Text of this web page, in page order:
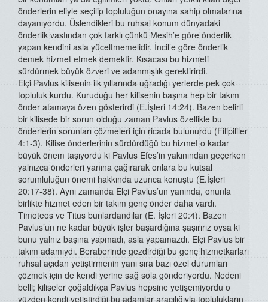
önderlerin eliyle seçilip topluluğun onayına sahip olmalarına
dayanıyordu. Üslendikleri bu ruhsal konum dünyadaki
önderlik vasfından çok farklı çünkü Mesih’e göre önderlik
yapan kendini asla yüceltmemelidir. İncil’e göre önderlik
demek hizmet etmek demektir. Kısacası bu hizmeti
sürdürmek büyük özveri ve adanmışlık gerektirirdi.
Elçi Pavlus kilisenin ilk yıllarında uğradığı yerlerde pek çok
topluluk kurdu. Kuruduğu her kilisenin başına hep bir takım
önder atamaya özen gösterirdi (E.İşleri 14:24). Bazen belirli
bir kilisede bir sorun olduğu zaman Pavlus özellikle bu
önderlerin sorunları çözmeleri için ricada bulunurdu (Filipililer
4:1-3). Kilise önderlerinin sürdürdüğü bu hizmet o kadar
büyük önem taşıyordu ki Pavlus Efes’in yakınından geçerken
yalnızca önderleri yanına çağırarak onlara bu kutsal
sorumluluğun önemi hakkında uzunca konuştu (E.İşleri
20:17-38). Aynı zamanda Elçi Pavlus’un yanında, onunla
birlikte hizmet eden bir takım genç önder daha vardı.
Timoteos ve Titus bunlardandılar (E. İşleri 20:4). Bazen
Pavlus’un ne kadar büyük işler başardığına şaşırırız oysa ki
bunu yalnız başına yapmadı, asla yapamazdı. Elçi Pavlus bir
takım adamıydı. Beraberinde gezdirdiği bu genç hizmetkarları
ruhsal açıdan yetiştirmenin yanı sıra bazı özel durumları
çözmek için de kendi yerine sağ sola gönderiyordu. Nedeni
belli; kiliseler çoğaldıkça Pavlus hepsine yetişemiyordu o
yüzden kendi yetiştirdiği bu adamlar aracılığıyla toplulukların